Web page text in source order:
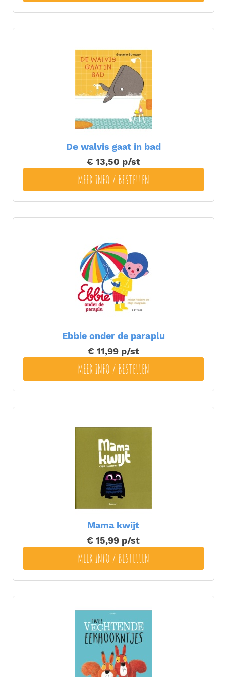
De walvis gaat in bad
€ 13,50 p/st
MEER INFO / BESTELLEN
Ebbie onder de paraplu
€ 11,99 p/st
MEER INFO / BESTELLEN
Mama kwijt
€ 15,99 p/st
MEER INFO / BESTELLEN